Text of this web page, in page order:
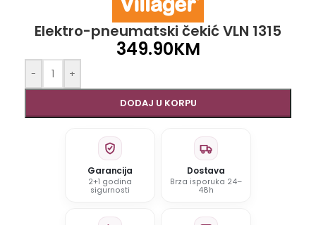
Elektro-pneumatski čekić VLN 1315
349.90KM
- +
DODAJ U KORPU
Garancija
2+1 godina
sigurnosti
Dostava
Brza isporuka 24–
48h